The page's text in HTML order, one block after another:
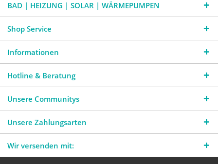
BAD | HEIZUNG | SOLAR | WÄRMEPUMPEN
Shop Service
Informationen
Hotline & Beratung
Unsere Communitys
Unsere Zahlungsarten
Wir versenden mit: